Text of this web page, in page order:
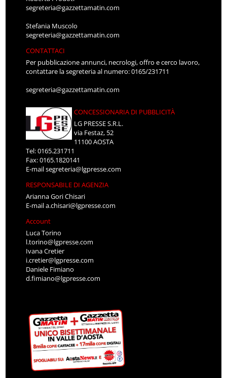
segreteria@gazzettamatin.com
Stefania Muscolo
segreteria@gazzettamatin.com
CONTATTACI
Per pubblicazione annunci, necrologi, offro e cerco lavoro,
contattare la segreteria al numero: 0165/231711
segreteria@gazzettamatin.com
CONCESSIONARIA DI PUBBLICITÀ
LG PRESSE S.R.L.
via Festaz, 52
11100 AOSTA
Tel: 0165.231711
Fax: 0165.1820141
E-mailsegreteria@lgpresse.com
RESPONSABILE DI AGENZIA
Arianna Gori Chisari
E-maila.chisari@lgpresse.com
Account
Luca Torino
l.torino@lgpresse.com
Ivana Cretier
i.cretier@lgpresse.com
Daniele Fimiano
d.fimiano@lgpresse.com